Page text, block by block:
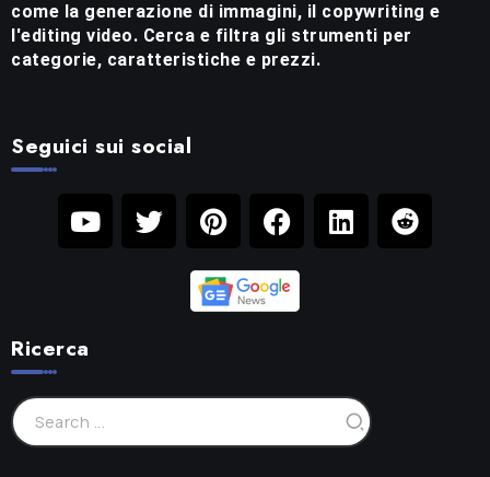
come la generazione di immagini, il copywriting e
l'editing video. Cerca e filtra gli strumenti per
categorie, caratteristiche e prezzi.
Seguici sui social
Ricerca